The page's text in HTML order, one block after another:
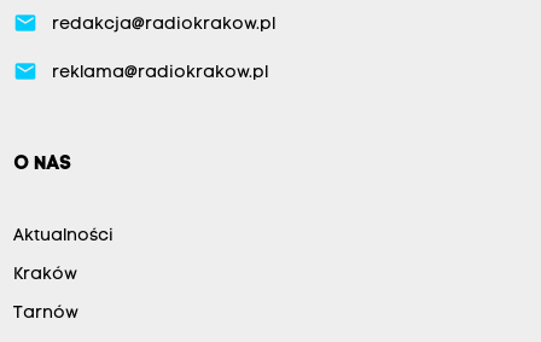
email redakcja@radiokrakow.pl
email reklama@radiokrakow.pl
O NAS
Aktualności
Kraków
Tarnów